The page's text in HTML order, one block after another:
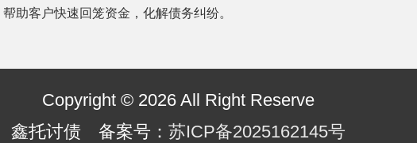
助客户快速回笼资金，化解债务纠纷。
Copyright © 2026 All Right Reserve
鑫托讨债 备案号： 苏ICP备2025162145号